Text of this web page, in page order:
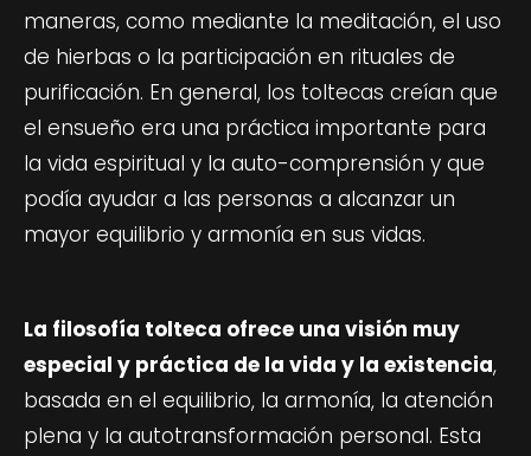
maneras, como mediante la meditación, el uso
de hierbas o la participación en rituales de
purificación. En general, los toltecas creían que
el ensueño era una práctica importante para
la vida espiritual y la auto-comprensión y que
podía ayudar a las personas a alcanzar un
mayor equilibrio y armonía en sus vidas.
La filosofía tolteca ofrece una visión muy
especial y práctica de la vida y la existencia,
basada en el equilibrio, la armonía, la atención
plena y la autotransformación personal. Esta